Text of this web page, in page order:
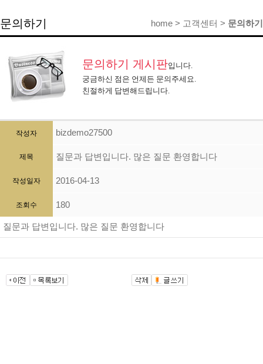
문의하기 home > 고객센터 > 문의하기
문의하기 게시판입니다.
궁금하신 점은 언제든 문의주세요.
친절하게 답변해드립니다.
작성자 bizdemo27500
제목 질문과 답변입니다. 많은 질문 환영합니다
작성일자 2016-04-13
조회수 180
질문과 답변입니다. 많은 질문 환영합니다